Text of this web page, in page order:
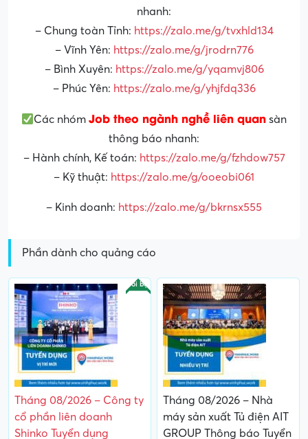
nhanh:
– Chung toàn Tỉnh: https://zalo.me/g/tvxhld134
– Vĩnh Yên: https://zalo.me/g/jrodrn776
– Bình Xuyên: https://zalo.me/g/yqamvj806
– Phúc Yên: https://zalo.me/g/yhjfdq336
Các nhómJob theo ngành nghề liên quan sàn
thông báo nhanh:
– Hành chính, Kế toán: https://zalo.me/g/fzhdow757
– Kỹ thuật: https://zalo.me/g/ooeobi061
– Kinh doanh: https://zalo.me/g/bkrnsx555
Phần dành cho quảng cáo
Nổi bật
Tháng 08/2026 – Công ty
cổ phần liên doanh
Shinko Tuyển dụng
Tháng 08/2026 – Nhà
máy sản xuất Tủ điện AIT
GROUP Thông báo Tuyển